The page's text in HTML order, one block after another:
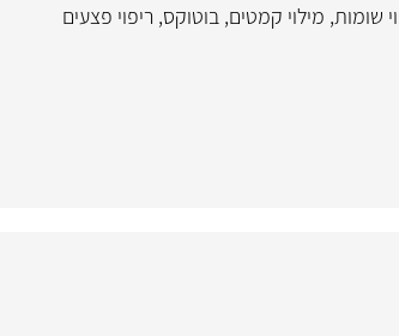
שומות, מילוי קמטים, בוטוקס, ריפוי פצעים